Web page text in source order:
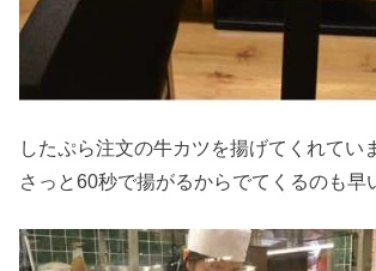
したぷら注文の牛カツを揚げてくれてい
さっと60秒で揚がるからでてくるのも早